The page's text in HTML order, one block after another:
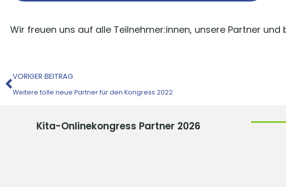
Wir freuen uns auf alle Teilnehmer:innen, unsere Partner und
Zurück
VORIGER BEITRAG
Weitere tolle neue Partner für den Kongress 2022
Kita-Onlinekongress Partner 2026